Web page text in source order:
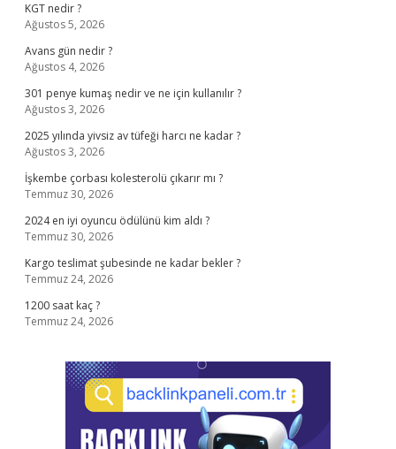
KGT nedir ?
Ağustos 5, 2026
Avans gün nedir ?
Ağustos 4, 2026
301 penye kumaş nedir ve ne için kullanılır ?
Ağustos 3, 2026
2025 yılında yivsiz av tüfeği harcı ne kadar ?
Ağustos 3, 2026
İşkembe çorbası kolesterolü çıkarır mı ?
Temmuz 30, 2026
2024 en iyi oyuncu ödülünü kim aldı ?
Temmuz 30, 2026
Kargo teslimat şubesinde ne kadar bekler ?
Temmuz 24, 2026
1200 saat kaç ?
Temmuz 24, 2026